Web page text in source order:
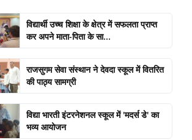
विद्यार्थी उच्च शिक्षा के क्षेत्र में सफलता प्राप्त
कर अपने माता-पिता के सा...
राजसुगम सेवा संस्थान ने देवदा स्कूल में वितरित
की पाठ्य सामग्री
विद्या भारती इंटरनेशनल स्कूल में 'मदर्स डे' का
भव्य आयोजन